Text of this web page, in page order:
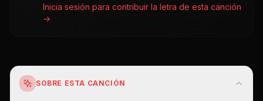
Inicia sesión para contribuir la letra de esta canción
→
SOBRE ESTA CANCIÓN